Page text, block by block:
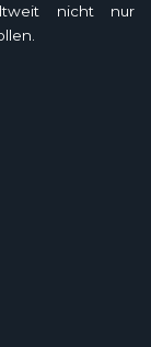
nicht nur